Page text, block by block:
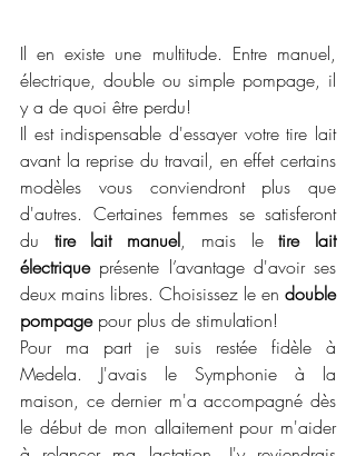
Il en existe une multitude. Entre manuel,
électrique, double ou simple pompage, il
y a de quoi être perdu!
Il est indispensable d'essayer votre tire lait
avant la reprise du travail, en effet certains
modèles vous conviendront plus que
d'autres. Certaines femmes se satisferont
du tire lait manuel, mais le tire lait
électrique présente l’avantage d'avoir ses
deux mains libres. Choisissez le en double
pompage pour plus de stimulation!
Pour ma part je suis restée fidèle à
Medela. J'avais le Symphonie à la
maison, ce dernier m'a accompagné dès
le début de mon allaitement pour m'aider